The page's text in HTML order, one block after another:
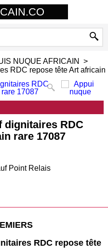
NUQUE AFRICAIN
>
RDC repose tête Art africain
dignitaires RDC
rare 17087
Point Relais
RDC repose tête